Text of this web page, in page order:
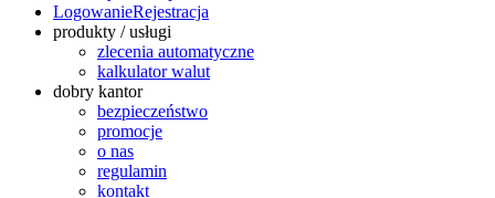
LogowanieRejestracja
produkty / usługi
zlecenia automatyczne
kalkulator walut
dobry kantor
bezpieczeństwo
promocje
o nas
regulamin
kontakt